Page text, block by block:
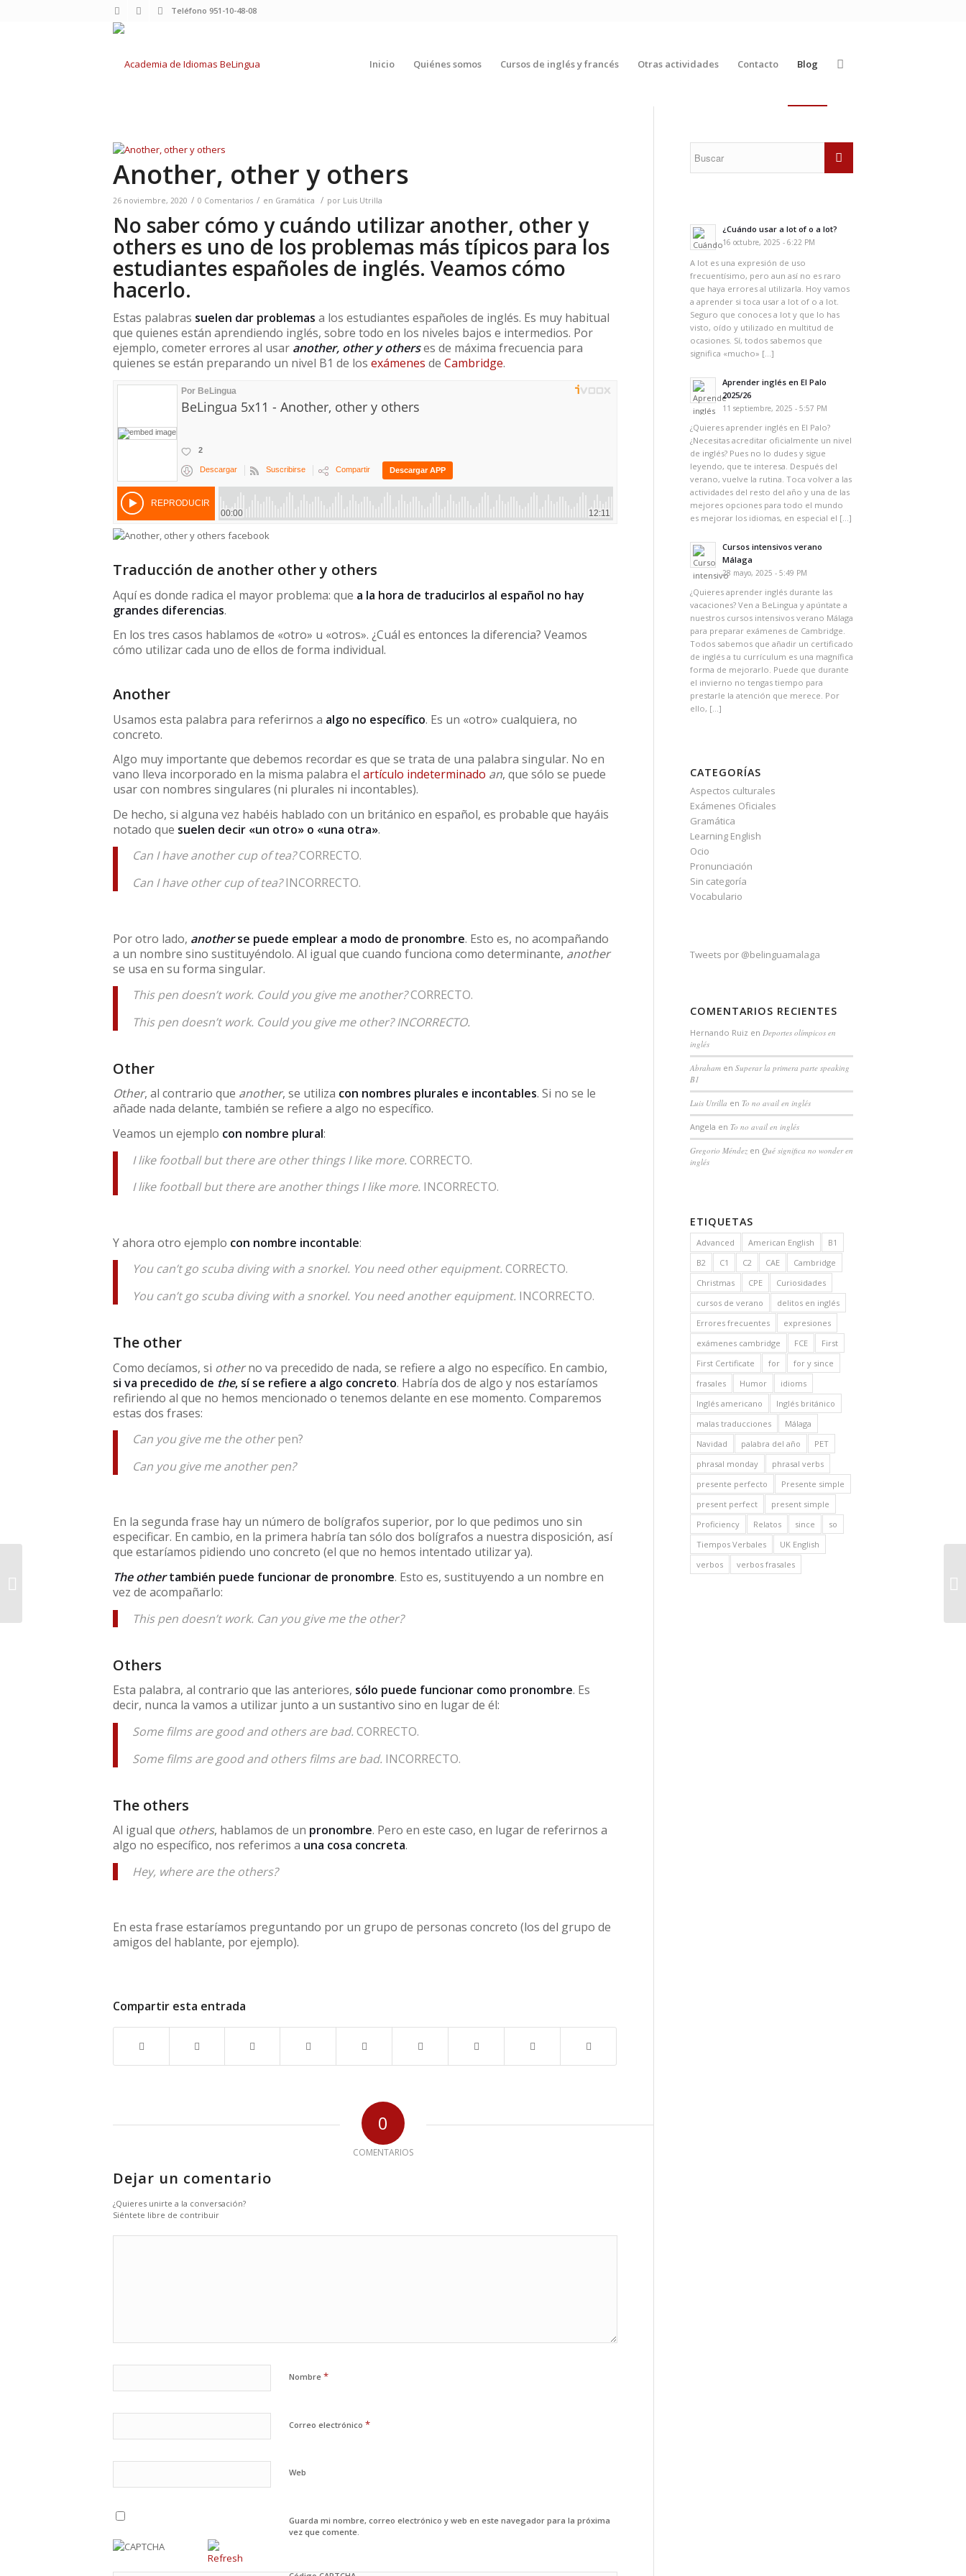
Teléfono 951-10-48-08
Inicio Quiénes somos Cursos de inglés y francés Otras actividades Contacto Blog
Another, other y others
26 noviembre, 2020 / 0 Comentarios / en Gramática / por Luis Utrilla
No saber cómo y cuándo utilizar another, other y
others es uno de los problemas más típicos para los
estudiantes españoles de inglés. Veamos cómo
hacerlo.
Estas palabras suelen dar problemas a los estudiantes españoles de inglés. Es muy habitual
que quienes están aprendiendo inglés, sobre todo en los niveles bajos e intermedios. Por
ejemplo, cometer errores al usar another, other y otherses de máxima frecuencia para
quienes se están preparando un nivel B1 de los exámenes de Cambridge.
Traducción de another other y others
Aquí es donde radica el mayor problema: que a la hora de traducirlos al español no hay
grandes diferencias.
En los tres casos hablamos de «otro» u «otros». ¿Cuál es entonces la diferencia? Veamos
cómo utilizar cada uno de ellos de forma individual.
Another
Usamos esta palabra para referirnos a algo no específico. Es un «otro» cualquiera, no
concreto.
Algo muy importante que debemos recordar es que se trata de una palabra singular. No en
vano lleva incorporado en la misma palabra el artículo indeterminado an, que sólo se puede
usar con nombres singulares (ni plurales ni incontables).
De hecho, si alguna vez habéis hablado con un británico en español, es probable que hayáis
notado que suelen decir «un otro» o «una otra».
Can I have another cup of tea?CORRECTO.
Can I have other cup of tea?INCORRECTO.
Por otro lado, anotherse puede emplear a modo de pronombre. Esto es, no acompañando
a un nombre sino sustituyéndolo. Al igual que cuando funciona como determinante, another
se usa en su forma singular.
This pen doesn’t work. Could you give me another?CORRECTO.
This pen doesn’t work. Could you give me other? INCORRECTO.
Other
Other, al contrario que another, se utiliza con nombres plurales e incontables. Si no se le
añade nada delante, también se refiere a algo no específico.
Veamos un ejemplo con nombre plural:
I like football but there are other things I like more. CORRECTO.
I like football but there are another things I like more. INCORRECTO.
Y ahora otro ejemplo con nombre incontable:
You can’t go scuba diving with a snorkel. You need other equipment. CORRECTO.
You can’t go scuba diving with a snorkel. You need another equipment. INCORRECTO.
The other
Como decíamos, si otherno va precedido de nada, se refiere a algo no específico. En cambio,
si va precedido de the, sí se refiere a algo concreto. Habría dos de algo y nos estaríamos
refiriendo al que no hemos mencionado o tenemos delante en ese momento. Comparemos
estas dos frases:
Can you give me the otherpen?
Can you give me another pen?
En la segunda frase hay un número de bolígrafos superior, por lo que pedimos uno sin
especificar. En cambio, en la primera habría tan sólo dos bolígrafos a nuestra disposición, así
que estaríamos pidiendo uno concreto (el que no hemos intentado utilizar ya).
The othertambién puede funcionar de pronombre. Esto es, sustituyendo a un nombre en
vez de acompañarlo:
This pen doesn’t work. Can you give me the other?
Others
Esta palabra, al contrario que las anteriores, sólo puede funcionar como pronombre. Es
decir, nunca la vamos a utilizar junto a un sustantivo sino en lugar de él:
Some films are good and others are bad. CORRECTO.
Some films are good and others films are bad. INCORRECTO.
The others
Al igual que others, hablamos de un pronombre. Pero en este caso, en lugar de referirnos a
algo no específico, nos referimos a una cosa concreta.
Hey, where are the others?
En esta frase estaríamos preguntando por un grupo de personas concreto (los del grupo de
amigos del hablante, por ejemplo).
Compartir esta entrada
0
COMENTARIOS
Dejar un comentario
¿Quieres unirte a la conversación?
Siéntete libre de contribuir
Nombre *
Correo electrónico *
Web
Guarda mi nombre, correo electrónico y web en este navegador para la próxima
vez que comente.
¿Cuándo usar a lot of o a lot?
16 octubre, 2025 - 6:22 PM
A lot es una expresión de uso
frecuentísimo, pero aun así no es raro
que haya errores al utilizarla. Hoy vamos
a aprender si toca usar a lot of o a lot.
Seguro que conoces a lot y que lo has
visto, oído y utilizado en multitud de
ocasiones. Sí, todos sabemos que
significa «mucho» […]
Aprender inglés en El Palo
2025/26
11 septiembre, 2025 - 5:57 PM
¿Quieres aprender inglés en El Palo?
¿Necesitas acreditar oficialmente un nivel
de inglés? Pues no lo dudes y sigue
leyendo, que te interesa. Después del
verano, vuelve la rutina. Toca volver a las
actividades del resto del año y una de las
mejores opciones para todo el mundo
es mejorar los idiomas, en especial el […]
Cursos intensivos verano
Málaga
28 mayo, 2025 - 5:49 PM
¿Quieres aprender inglés durante las
vacaciones? Ven a BeLingua y apúntate a
nuestros cursos intensivos verano Málaga
para preparar exámenes de Cambridge.
Todos sabemos que añadir un certificado
de inglés a tu currículum es una magnífica
forma de mejorarlo. Puede que durante
el invierno no tengas tiempo para
prestarle la atención que merece. Por
ello, […]
CATEGORÍAS
Aspectos culturales
Exámenes Oficiales
Gramática
Learning English
Ocio
Pronunciación
Sin categoría
Vocabulario
Tweets por @belinguamalaga
COMENTARIOS RECIENTES
Hernando Ruiz en Deportes olímpicos en
inglés
Abrahamen Superar la primera parte speaking
B1
Luis Utrilla en To no avail en inglés
Angela en To no avail en inglés
Gregorio Méndezen Qué significa no wonder en
inglés
ETIQUETAS
Advanced American English
B1
B2
C1 C2 CAE
Cambridge
Christmas
CPE
Curiosidades
cursos de verano
delitos en inglés
Errores frecuentes
expresiones
exámenes cambridge
FCE
First
First Certificate
for
for y since
frasales
Humor
idioms
Inglés americano
Inglés británico
malas traducciones
Málaga
Navidad
palabra del año
PET
phrasal monday
phrasal verbs
presente perfecto
Presente simple
present perfect
present simple
Proficiency
Relatos since
so
Tiempos Verbales
UK English
verbos
verbos frasales